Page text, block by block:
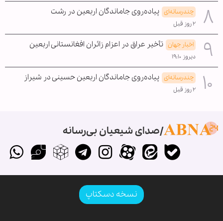
چندرسانه‌ای پیاده‌روی جاماندگان اربعین در رشت
۲ روز قبل
اخبار جهان تأخیر عراق در اعزام زائران افغانستانی اربعین
دیروز ۱۹:۱۰
چندرسانه‌ای پیاده‌روی جاماندگان اربعین حسینی در شیراز
۲ روز قبل
صدای شیعیان بی‌رسانه
نسخه دسکتاپ